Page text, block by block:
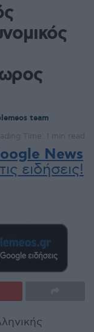
team
Time: 1 min read
News
ειδήσεις!